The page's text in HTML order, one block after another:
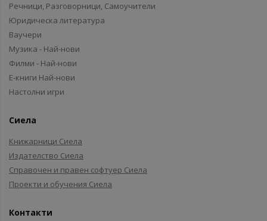
Речници, Разговорници, Самоучители
Юридическа литература
Ваучери
Музика - Най-нови
Филми - Най-нови
Е-книги Най-нови
Настолни игри
Сиела
Книжарници Сиела
Издателство Сиела
Справочен и правен софтуер Сиела
Проекти и обучения Сиела
Контакти